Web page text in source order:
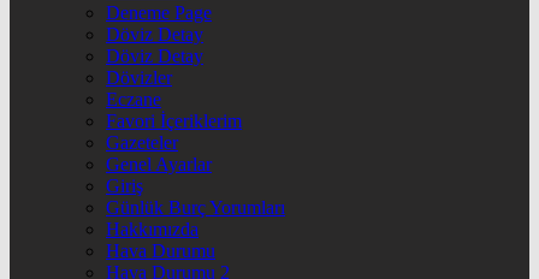
Deneme Page
Döviz Detay
Döviz Detay
Dövizler
Eczane
Favori İçeriklerim
Gazeteler
Genel Ayarlar
Giriş
Günlük Burç Yorumları
Hakkımızda
Hava Durumu
Hava Durumu 2